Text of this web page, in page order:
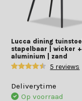
Lucca dining tuinstoel
stapelbaar | wicker +
aluminium | zand
5 reviews
Deliverytime
Op voorraad